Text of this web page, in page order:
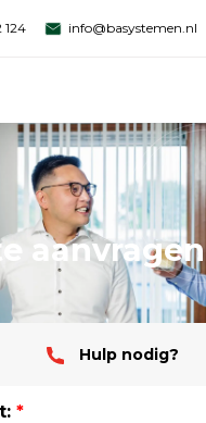
124 info@basystemen.nl
aanvragen
Hulp nodig?
*